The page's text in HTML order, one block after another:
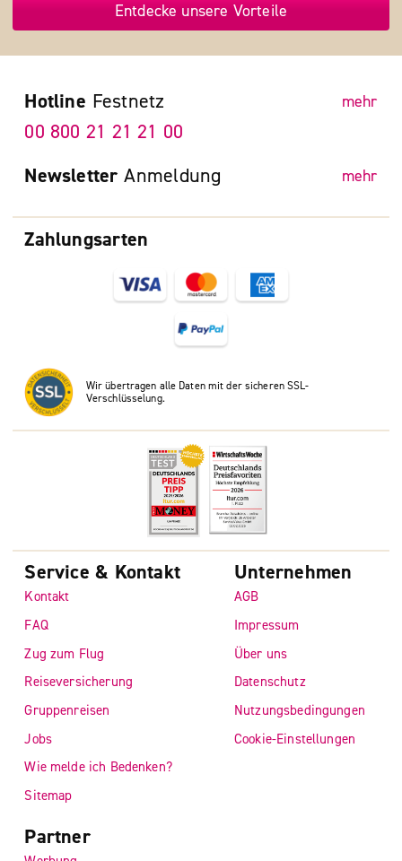
Entdecke unsere Vorteile
Zahlungsarten
Wir übertragen alle Daten mit der sicheren SSL-
Verschlüsselung.
Hotline Festnetz mehr
00 800 21 21 21 00
Newsletter Anmeldung mehr
Service & Kontakt
Kontakt
FAQ
Zug zum Flug
Reiseversicherung
Gruppenreisen
Jobs
Wie melde ich Bedenken?
Sitemap
Unternehmen
AGB
Impressum
Über uns
Datenschutz
Nutzungsbedingungen
Cookie-Einstellungen
Partner